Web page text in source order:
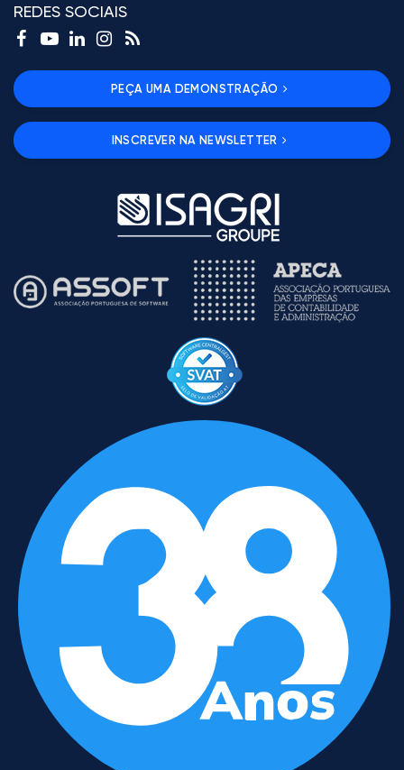
REDES SOCIAIS
PEÇA UMA DEMONSTRAÇÃO
INSCREVER NA NEWSLETTER